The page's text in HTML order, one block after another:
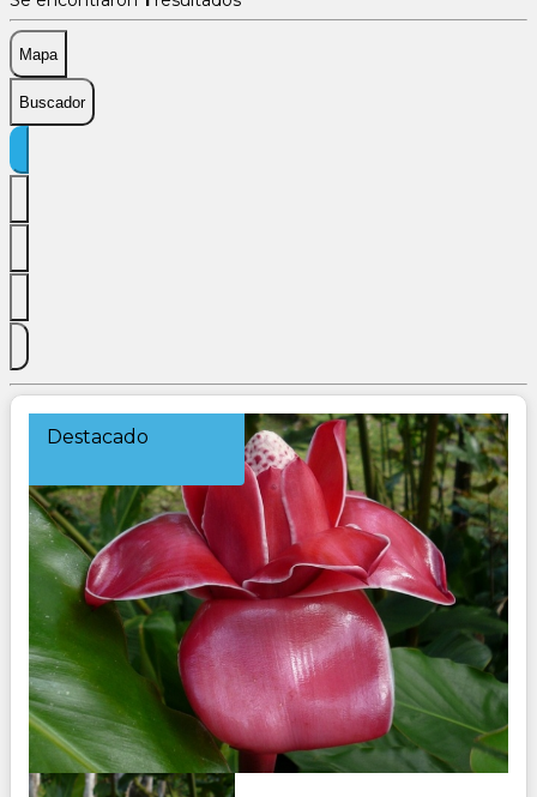
Mapa
Buscador
Destacado